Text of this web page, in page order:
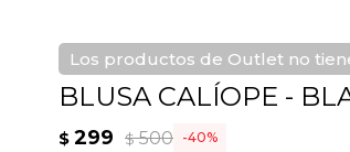
Los productos de Outlet no
BLUSA CALÍOPE -
$ 299 $500 40